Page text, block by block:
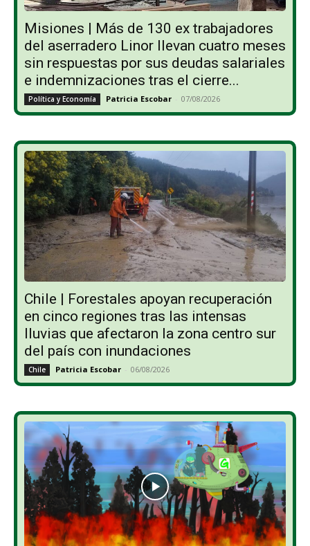
Misiones | Más de 130 ex trabajadores
del aserradero Linor llevan cuatro meses
sin respuestas por sus deudas salariales
e indemnizaciones tras el cierre...
Política y Economía Patricia Escobar - 07/08/2026
Chile | Forestales apoyan recuperación
en cinco regiones tras las intensas
lluvias que afectaron la zona centro sur
del país con inundaciones
Chile Patricia Escobar - 06/08/2026